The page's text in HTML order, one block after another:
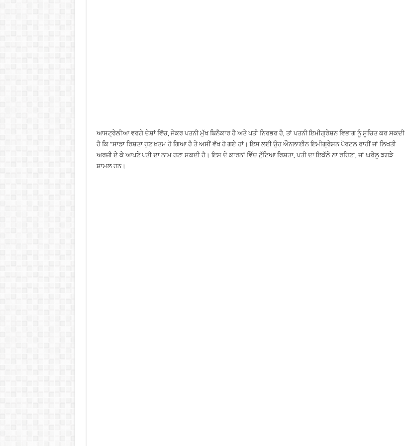
ਆਸਟ੍ਰੇਲੀਆ ਵਰਗੇ ਦੇਸ਼ਾਂ ਵਿੱਚ, ਜੇਕਰ ਪਤਨੀ ਮੁੱਖ ਬਿਨੈਕਾਰ ਹੈ ਅਤੇ ਪਤੀ ਨਿਰਭਰ ਹੈ, ਤਾਂ ਪਤਨੀ ਇਮੀਗ੍ਰੇਸ਼ਨ ਵਿਭਾਗ ਨੂੰ ਸੂਚਿਤ ਕਰ ਸਕਦੀ
ਹੈ ਕਿ “ਸਾਡਾ ਰਿਸ਼ਤਾ ਹੁਣ ਖ਼ਤਮ ਹੋ ਗਿਆ ਹੈ ਤੇ ਅਸੀਂ ਵੱਖ ਹੋ ਗਏ ਹਾਂ। ਇਸ ਲਈ ਉਹ ਔਨਲਾਈਨ ਇਮੀਗ੍ਰੇਸ਼ਨ ਪੋਰਟਲ ਰਾਹੀਂ ਜਾਂ ਲਿਖਤੀ
ਅਰਜ਼ੀ ਦੇ ਕੇ ਆਪਣੇ ਪਤੀ ਦਾ ਨਾਮ ਹਟਾ ਸਕਦੀ ਹੈ। ਇਸ ਦੇ ਕਾਰਨਾਂ ਵਿੱਚ ਟੁੱਟਿਆ ਰਿਸ਼ਤਾ, ਪਤੀ ਦਾ ਇਕੱਠੇ ਨਾ ਰਹਿਣਾ, ਜਾਂ ਘਰੇਲੂ ਝਗੜੇ
ਸ਼ਾਮਲ ਹਨ।